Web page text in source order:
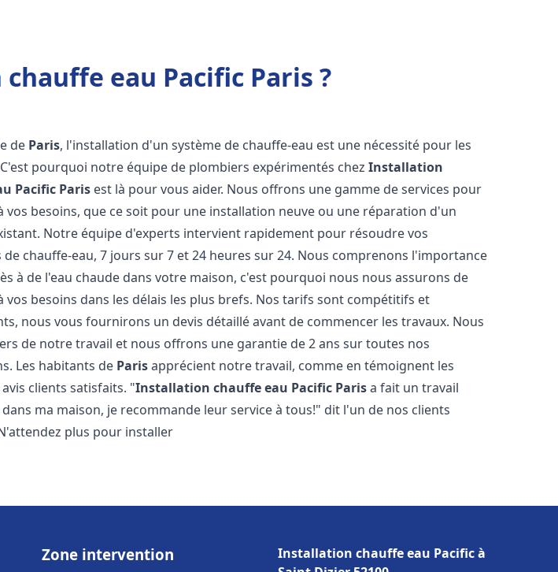
eau Pacific Paris ?
de Paris, l'installation d'un système de chauffe-eau est une nécessité pour les
pourquoi notre équipe de plombiers expérimentés chezInstallation
Pacific Paris est là pour vous aider. Nous offrons une gamme de services pour
vos besoins, que ce soit pour une installation neuve ou une réparation d'un
Notre équipe d'experts intervient rapidement pour résoudre vos
chauffe-eau, 7 jours sur 7 et 24 heures sur 24. Nous comprenons l'importance
à de l'eau chaude dans votre maison, c'est pourquoi nous nous assurons de
vos besoins dans les délais les plus brefs. Nos tarifs sont compétitifs et
nous vous fournirons un devis détaillé avant de commencer les travaux. Nous
de notre travail et nous offrons une garantie de 2 ans sur toutes nos
Les habitants de Parisapprécient notre travail, comme en témoignent les
clients satisfaits. "Installation chauffe eau Pacific Parisa fait un travail
ma maison, je recommande leur service à tous!" dit l'un de nos clients
plus pour installer
Zone intervention
Installation chauffe eau Pacific à